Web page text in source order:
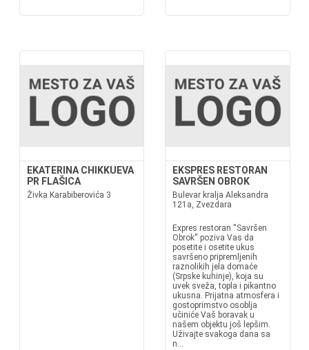
EKATERINA CHIKKUEVA
PR FLAŠICA
Živka Karabiberovića 3
EKSPRES RESTORAN
SAVRŠEN OBROK
Bulevar kralja Aleksandra
121a, Zvezdara
Expres restoran ''Savršen
Obrok'' poziva Vas da
posetite i osetite ukus
savršeno pripremljenih
raznolikih jela domaće
(Srpske kuhinje), koja su
uvek sveža, topla i pikantno
ukusna. Prijatna atmosfera i
gostoprimstvo osoblja
učiniće Vaš boravak u
našem objektu još lepšim.
Uživajte svakoga dana sa
n...